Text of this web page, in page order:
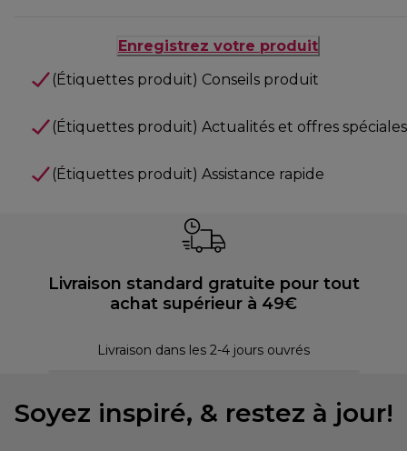
Enregistrez votre produit
(Étiquettes produit) Conseils produit
(Étiquettes produit) Actualités et offres spéciales
(Étiquettes produit) Assistance rapide
Livraison standard gratuite pour tout
achat supérieur à 49€
Livraison dans les 2-4 jours ouvrés
Soyez inspiré, & restez à jour!